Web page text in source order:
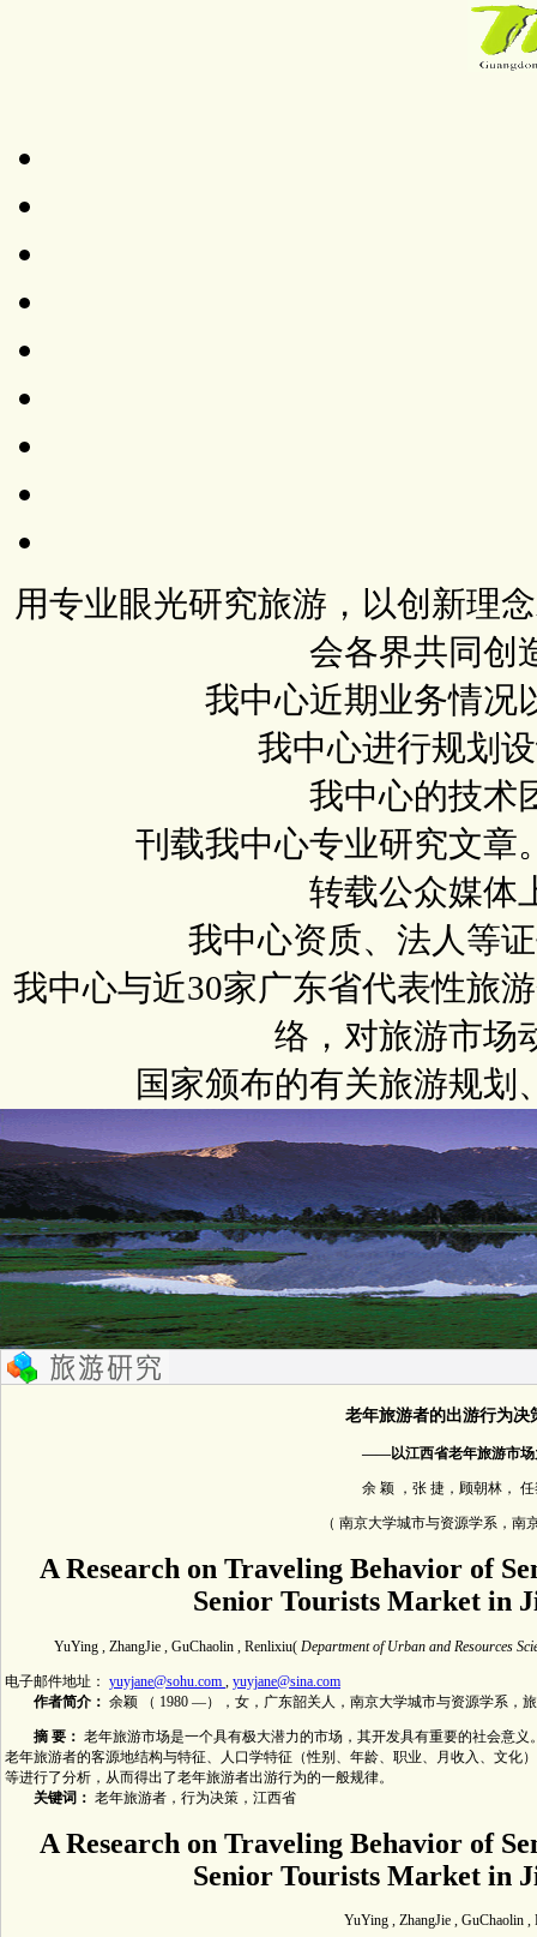
用专业眼光研究旅游，以创新理
会各界共同创
我中心近期业务情况
我中心进行规划
我中心的技术
刊载我中心专业研究文章
转载公众媒体
我中心资质、法人等
我中心与近30家广东省代表性旅
络，对旅游市场
国家颁布的有关旅游规划
老年旅游者的出游行为决
——以江西省老年旅游市场
余 颖 ，张 捷，顾朝林，
（ 南京大学城市与资源学系，南
A Research on Traveling Behavior of
Senior Tourists Market in
YuYing , ZhangJie , GuChaolin , Renlixiu( Department of Urban and Resources
电子邮件地址： yuyjane@sohu.com , yuyjane@sina.com
作者简介： 余颖 （ 1980 —），女，广东韶关人，南京大学城市与资源学系，
摘要： 老年旅游市场是一个具有极大潜力的市场，其开发具有重要的社会意
老年旅游者的客源地结构与特征、人口学特征（性别、年龄、职业、月收入、文化
等进行了分析，从而得出了老年旅游者出游行为的一般规律。
关键词： 老年旅游者，行为决策，江西省
A Research on Traveling Behavior of
Senior Tourists Market in
YuYing , ZhangJie , GuChaolin ,